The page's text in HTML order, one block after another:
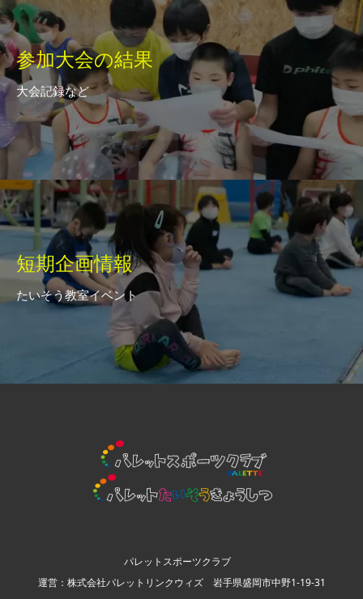
参加大会の結果
大会記録など
短期企画情報
たいそう教室イベント
パレットスポーツクラブ
運営：株式会社パレットリンクウィズ 岩手県盛岡市中野1-19-31